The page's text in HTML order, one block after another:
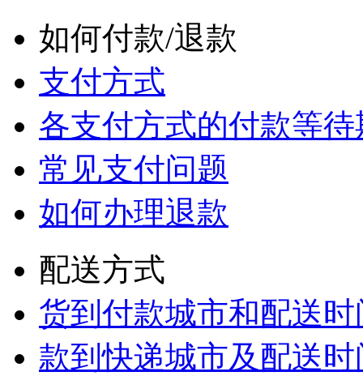
如何付款/退款
支付方式
各支付方式的付款等待
常见支付问题
如何办理退款
配送方式
货到付款城市和配送时
款到快递城市及配送时